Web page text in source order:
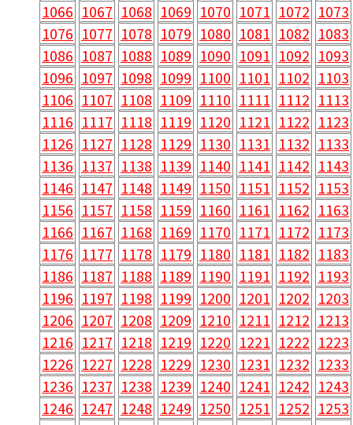
1066 1067 1068 1069 1070 1071 1072 1073
1076 1077 1078 1079 1080 1081 1082 1083
1086 1087 1088 1089 1090 1091 1092 1093
1096 1097 1098 1099 1100 1101 1102 1103
1106 1107 1108 1109 1110 1111 1112 1113
1116 1117 1118 1119 1120 1121 1122 1123
1126 1127 1128 1129 1130 1131 1132 1133
1136 1137 1138 1139 1140 1141 1142 1143
1146 1147 1148 1149 1150 1151 1152 1153
1156 1157 1158 1159 1160 1161 1162 1163
1166 1167 1168 1169 1170 1171 1172 1173
1176 1177 1178 1179 1180 1181 1182 1183
1186 1187 1188 1189 1190 1191 1192 1193
1196 1197 1198 1199 1200 1201 1202 1203
1206 1207 1208 1209 1210 1211 1212 1213
1216 1217 1218 1219 1220 1221 1222 1223
1226 1227 1228 1229 1230 1231 1232 1233
1236 1237 1238 1239 1240 1241 1242 1243
1246 1247 1248 1249 1250 1251 1252 1253